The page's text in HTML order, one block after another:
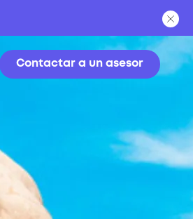
Contactar a un asesor